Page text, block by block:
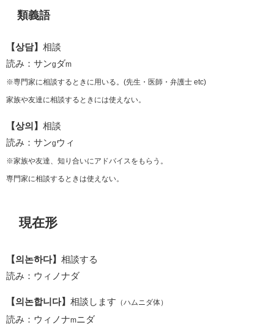
類義語
【상담】 相談
読み：サンg ダm
※専門家に相談するときに用いる。(先生・医師・弁護士 etc)
家族や友達に相談するときには使えない。
【상의】 相談
読み：サンgウィ
※家族や友達、知り合いにアドバイスをもらう。
専門家に相談するときは使えない。
現在形
【의논하다】 相談する
読み：ウィノナダ
【의논합니다】 相談します （ハムニダ体）
読み：ウィノナmニダ